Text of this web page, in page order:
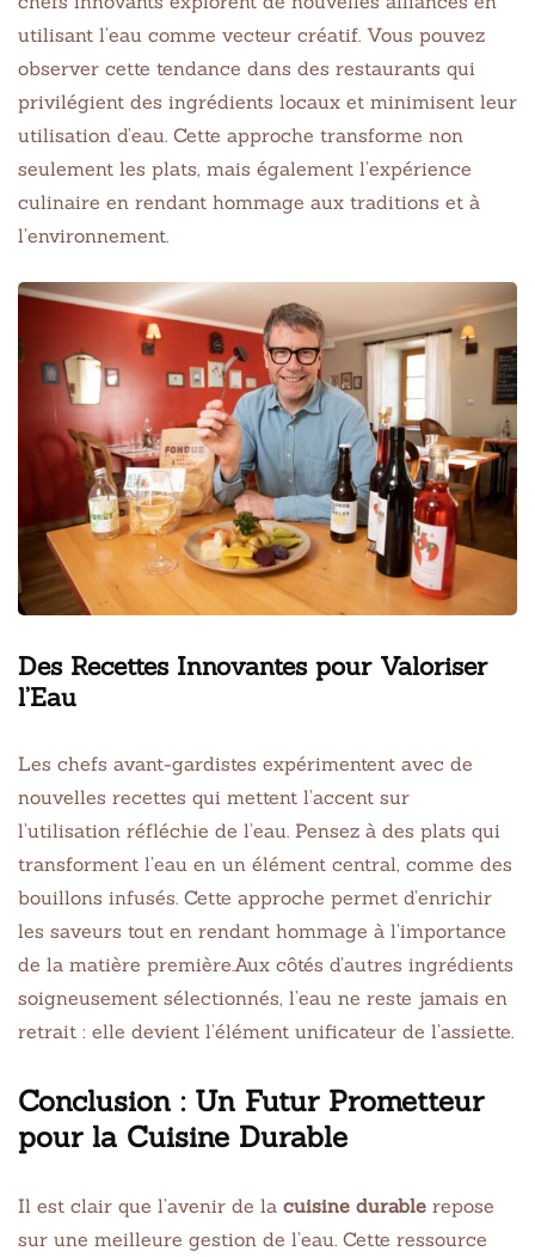
utilisant l’eau comme vecteur créatif. Vous pouvez
observer cette tendance dans des restaurants qui
privilégient des ingrédients locaux et minimisent leur
utilisation d’eau. Cette approche transforme non
seulement les plats, mais également l’expérience
culinaire en rendant hommage aux traditions et à
l’environnement.
Des Recettes Innovantes pour Valoriser
l’Eau
Les chefs avant-gardistes expérimentent avec de
nouvelles recettes qui mettent l’accent sur
l’utilisation réfléchie de l’eau. Pensez à des plats qui
transforment l’eau en un élément central, comme des
bouillons infusés. Cette approche permet d’enrichir
les saveurs tout en rendant hommage à l’importance
de la matière première.Aux côtés d’autres ingrédients
soigneusement sélectionnés, l’eau ne reste jamais en
retrait : elle devient l’élément unificateur de l’assiette.
Conclusion : Un Futur Prometteur
pour la Cuisine Durable
Il est clair que l’avenir de la cuisine durable repose
sur une meilleure gestion de l’eau. Cette ressource